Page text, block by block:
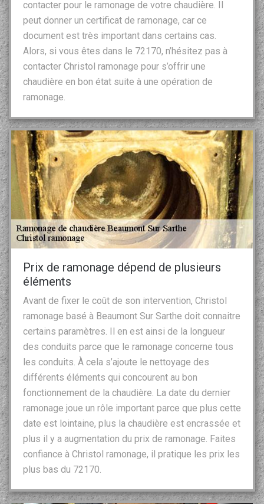
contacter pour le ramonage de votre chaudière. Il
peut donner un certificat de ramonage, car ce
document est très important dans certains cas.
Alors, si vous êtes dans le 72170, n’hésitez pas à
contacter Christol ramonage pour s’offrir une
chaudière en bon état suite à une opération de
ramonage.
Prix de ramonage dépend de plusieurs
éléments
Avant de fixer le coût de son intervention, Christol
ramonage basé à Beaumont Sur Sarthe doit connaitre
certains paramètres. Il en est ainsi de la longueur
des conduits parce que le ramonage concerne tous
les conduits. À cela s’ajoute le nettoyage des
différents éléments qui concourent au bon
fonctionnement de la chaudière. La date du dernier
ramonage joue un rôle important parce que plus cette
date est lointaine, plus la chaudière est encrassée et
plus il y a augmentation du prix de ramonage. Faites
confiance à Christol ramonage, il pratique les prix les
plus bas du 72170.